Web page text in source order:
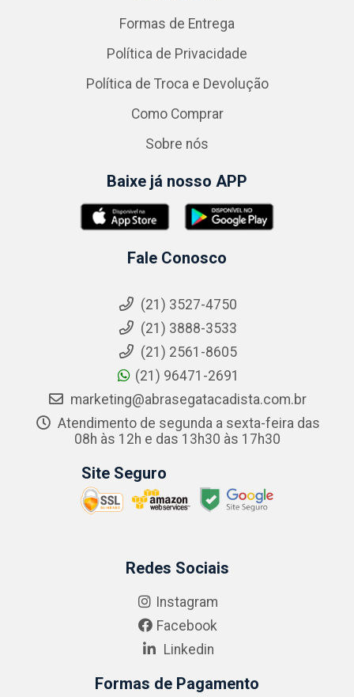
Formas de Entrega
Política de Privacidade
Política de Troca e Devolução
Como Comprar
Sobre nós
Baixe já nosso APP
Fale Conosco
(21) 3527-4750
(21) 3888-3533
(21) 2561-8605
(21) 96471-2691
marketing@abrasegatacadista.com.br
Atendimento de segunda a sexta-feira das
08h às 12h e das 13h30 às 17h30
Site Seguro
Redes Sociais
Instagram
Facebook
Linkedin
Formas de Pagamento